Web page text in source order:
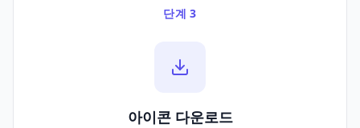
단계 3
아이콘 다운로드